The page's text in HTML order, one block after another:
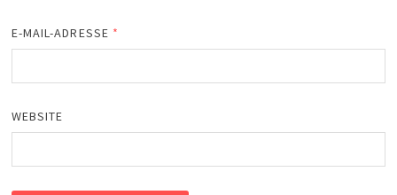
E-MAIL-ADRESSE *
WEBSITE